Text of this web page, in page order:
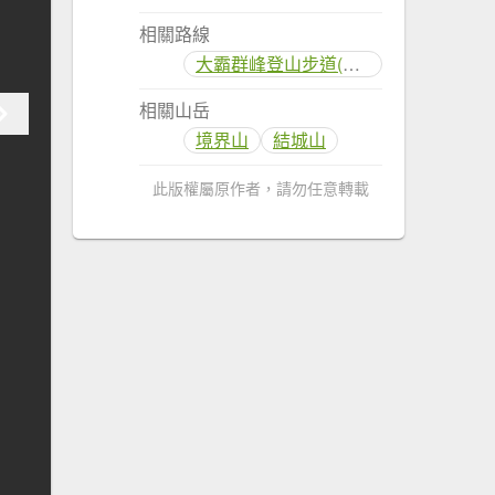
相關路線
大霸群峰登山步道(大鹿林道線)
相關山岳
境界山
結城山
此版權屬原作者，請勿任意轉載